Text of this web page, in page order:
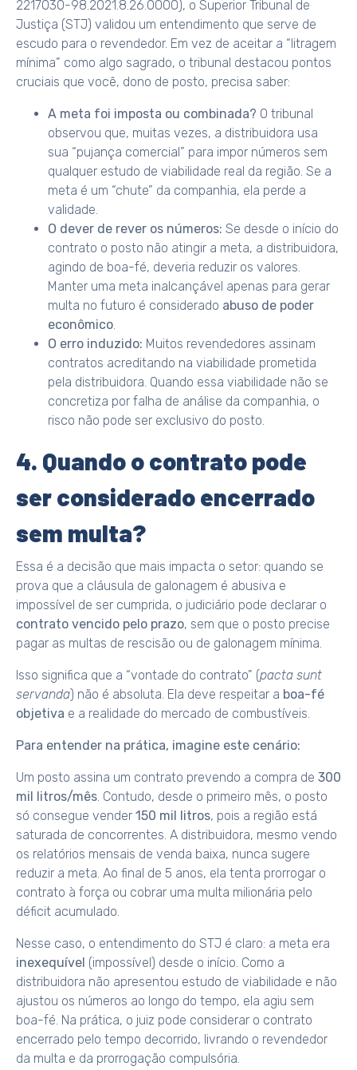
2217030-98.2021.8.26.0000), o Superior Tribunal de
Justiça (STJ) validou um entendimento que serve de
escudo para o revendedor. Em vez de aceitar a “litragem
mínima” como algo sagrado, o tribunal destacou pontos
cruciais que você, dono de posto, precisa saber:
A meta foi imposta ou combinada? O tribunal
observou que, muitas vezes, a distribuidora usa
sua “pujança comercial” para impor números sem
qualquer estudo de viabilidade real da região. Se a
meta é um “chute” da companhia, ela perde a
validade.
O dever de rever os números: Se desde o início do
contrato o posto não atingir a meta, a distribuidora,
agindo de boa-fé, deveria reduzir os valores.
Manter uma meta inalcançável apenas para gerar
multa no futuro é considerado abuso de poder
econômico.
O erro induzido: Muitos revendedores assinam
contratos acreditando na viabilidade prometida
pela distribuidora. Quando essa viabilidade não se
concretiza por falha de análise da companhia, o
risco não pode ser exclusivo do posto.
4. Quando o contrato pode
ser considerado encerrado
sem multa?
Essa é a decisão que mais impacta o setor: quando se
prova que a cláusula de galonagem é abusiva e
impossível de ser cumprida, o judiciário pode declarar o
contrato vencido pelo prazo, sem que o posto precise
pagar as multas de rescisão ou de galonagem mínima.
Isso significa que a “vontade do contrato” (pacta sunt
servanda) não é absoluta. Ela deve respeitar a boa-fé
objetiva e a realidade do mercado de combustíveis.
Para entender na prática, imagine este cenário:
Um posto assina um contrato prevendo a compra de 300
mil litros/mês. Contudo, desde o primeiro mês, o posto
só consegue vender 150 mil litros, pois a região está
saturada de concorrentes. A distribuidora, mesmo vendo
os relatórios mensais de venda baixa, nunca sugere
reduzir a meta. Ao final de 5 anos, ela tenta prorrogar o
contrato à força ou cobrar uma multa milionária pelo
déficit acumulado.
Nesse caso, o entendimento do STJ é claro: a meta era
inexequível (impossível) desde o início. Como a
distribuidora não apresentou estudo de viabilidade e não
ajustou os números ao longo do tempo, ela agiu sem
boa-fé. Na prática, o juiz pode considerar o contrato
encerrado pelo tempo decorrido, livrando o revendedor
da multa e da prorrogação compulsória.